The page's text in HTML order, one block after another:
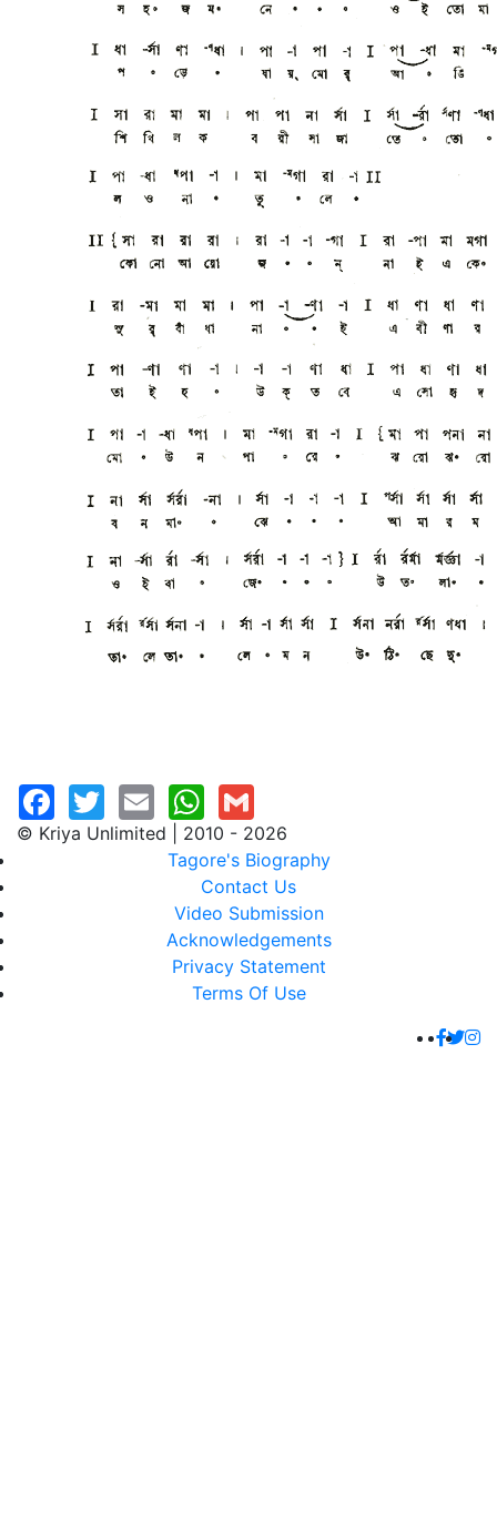
© Kriya Unlimited | 2010 - 2026
Tagore's Biography
Contact Us
Video Submission
Acknowledgements
Privacy Statement
Terms Of Use